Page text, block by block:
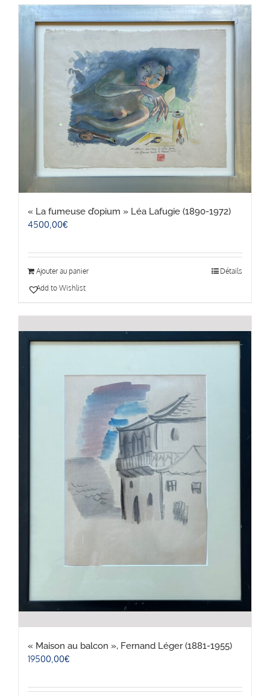
« La fumeuse d’opium » Léa Lafugie (1890-1972)
4500,00€
Ajouter au panier
Détails
Add to Wishlist
« Maison au balcon », Fernand Léger (1881-1955)
19500,00€